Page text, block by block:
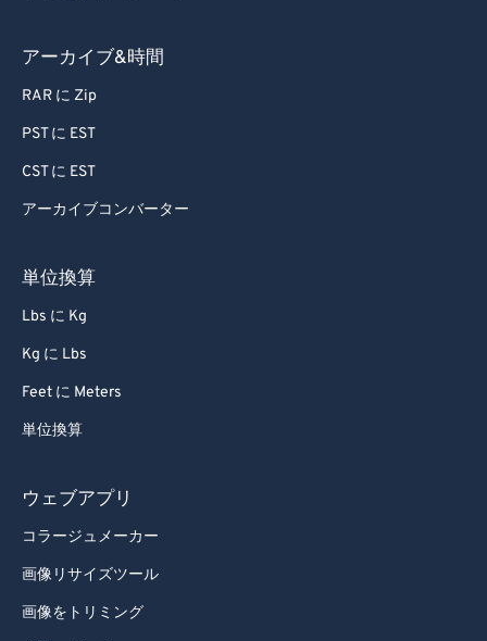
アーカイブ&時間
RAR に Zip
PST に EST
CST に EST
アーカイブコンバーター
単位換算
Lbs に Kg
Kg に Lbs
Feet に Meters
単位換算
ウェブアプリ
コラージュメーカー
画像リサイズツール
画像をトリミング